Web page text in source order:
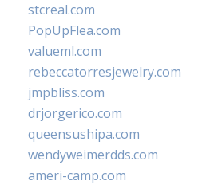
stcreal.com
PopUpFlea.com
valueml.com
rebeccatorresjewelry.com
jmpbliss.com
drjorgerico.com
queensushipa.com
wendyweimerdds.com
ameri-camp.com